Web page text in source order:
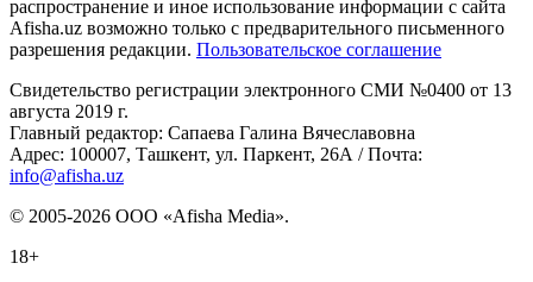
распространение и иное использование информации с сайта
Afisha.uz возможно только с предварительного письменного
разрешения редакции. Пользовательское соглашение
Свидетельство регистрации электронного СМИ №0400 от 13
августа 2019 г.
Главный редактор: Сапаева Галина Вячеславовна
Адрес: 100007, Ташкент, ул. Паркент, 26А / Почта:
info@afisha.uz
© 2005-2026 ООО «Afisha Media».
18+